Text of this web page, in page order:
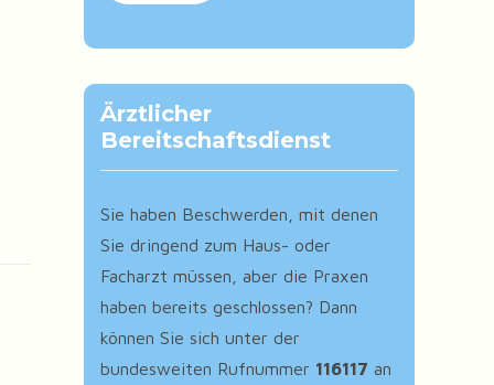
Ärztlicher
Bereitschaftsdienst
Sie haben Beschwerden, mit denen
Sie dringend zum Haus- oder
Facharzt müssen, aber die Praxen
haben bereits geschlossen? Dann
können Sie sich unter der
bundesweiten Rufnummer 116117 an